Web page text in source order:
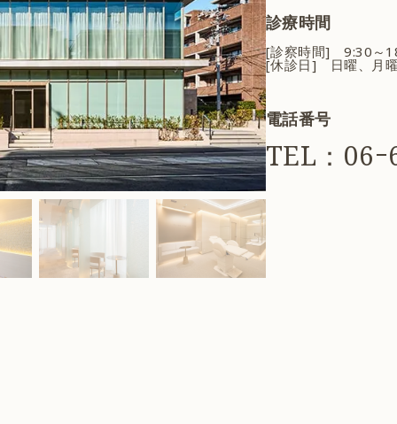
診療時間
[診察時間] 9:30～
[休診日] 日曜、月曜
電話番号
TEL：06